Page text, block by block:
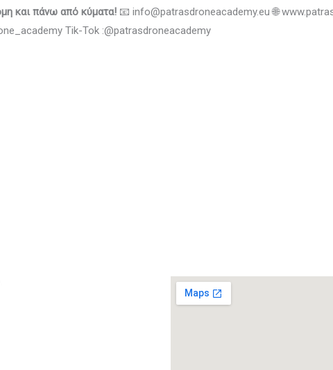
και πάνω από κύματα! 📧 info@patrasdroneacademy.eu 🌐
Tik-Tok :@patrasdroneacademy